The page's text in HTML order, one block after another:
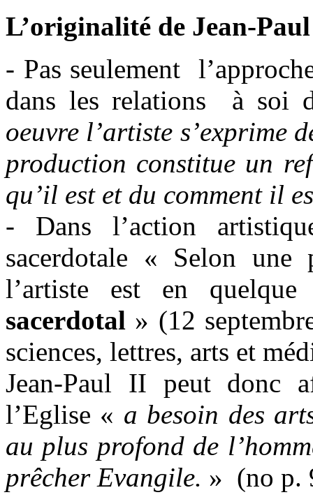
L’originalité de Jean-
- Pas seulement
dans les relations à soi
oeuvre l’artiste s’exprime
production constitue un
qu’il est et du comment il
- Dans l’action
sacerdotale « Selon une
l’artiste est en
sacerdotal » (12
sciences, lettres, arts et
Jean-Paul II peut donc
l’Eglise « a besoin des
au plus profond de
prêcher Evangile. » (no p.